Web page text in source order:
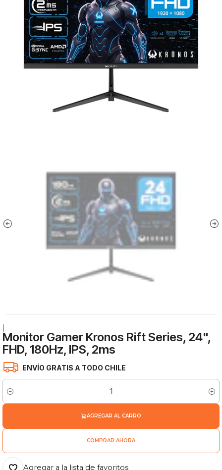
Monitor Gamer Kronos Rift Series, 24",
FHD, 180Hz, IPS, 2ms
ENVÍO GRATIS A TODO CHILE
Cantidad
AGREGAR AL CARRO
COMPRAR AHORA
Agregar a la lista de favoritos